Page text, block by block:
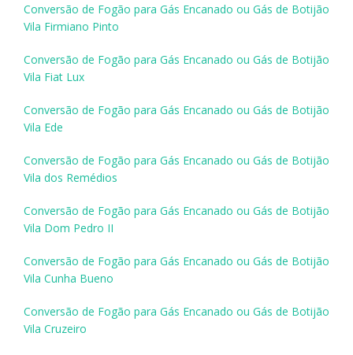
Conversão de Fogão para Gás Encanado ou Gás de Botijão
Vila Firmiano Pinto
Conversão de Fogão para Gás Encanado ou Gás de Botijão
Vila Fiat Lux
Conversão de Fogão para Gás Encanado ou Gás de Botijão
Vila Ede
Conversão de Fogão para Gás Encanado ou Gás de Botijão
Vila dos Remédios
Conversão de Fogão para Gás Encanado ou Gás de Botijão
Vila Dom Pedro II
Conversão de Fogão para Gás Encanado ou Gás de Botijão
Vila Cunha Bueno
Conversão de Fogão para Gás Encanado ou Gás de Botijão
Vila Cruzeiro